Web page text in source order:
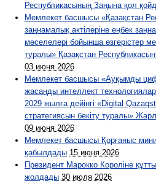
Республикасының Заңына қол
Мемлекет басшысы «Қазақстан
заңнамалық актілеріне еңбек
мәселелері бойынша өзгерістер
туралы» Қазақстан
03 июня 2026
Мемлекет басшысы «Ауқымды
жасанды интеллект
2029 жылға дейінгі «Digital
стратегиясын бекіту туралы»
09 июня 2026
Мемлекет басшысы Қорғаныс
қабылдады 15 июня 2026
Президент Марокко Короліне
жолдады 30 июля 2026